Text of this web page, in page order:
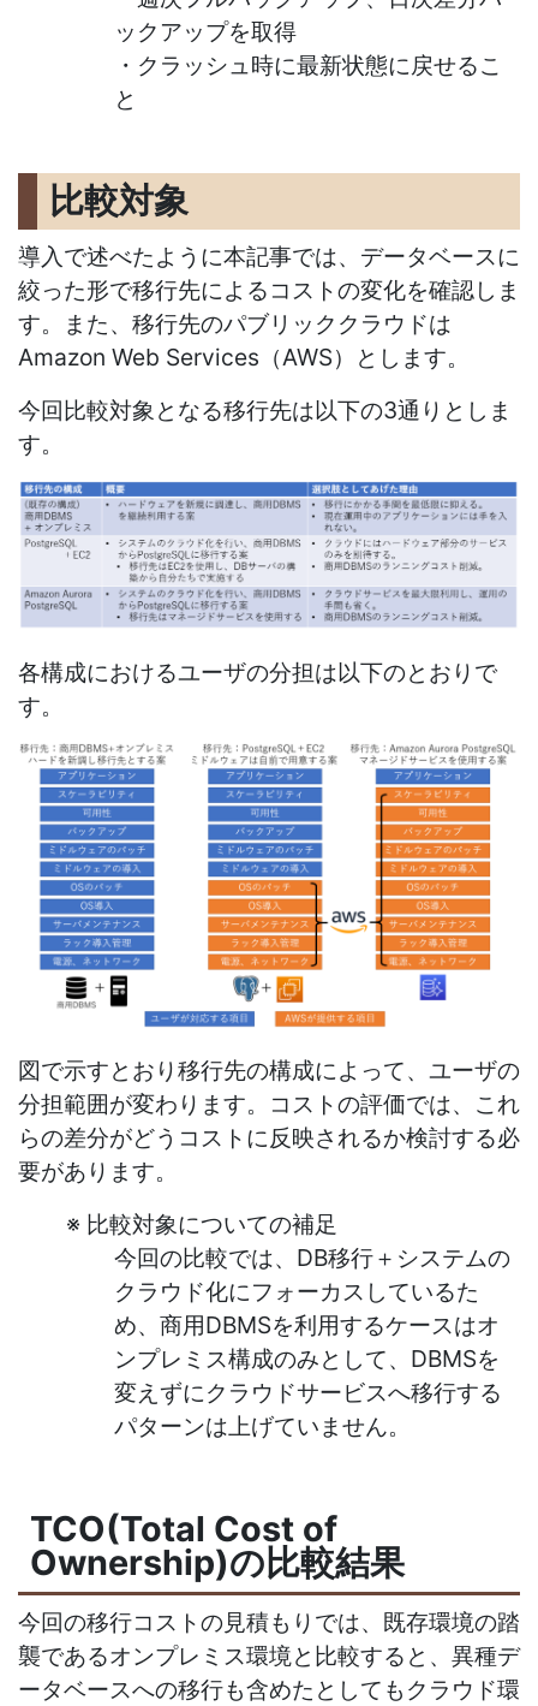
ックアップを取得
・クラッシュ時に最新状態に戻せるこ
と
比較対象
導入で述べたように本記事では、データベースに
絞った形で移行先によるコストの変化を確認しま
す。また、移行先のパブリッククラウドは
Amazon Web Services（AWS）とします。
今回比較対象となる移行先は以下の3通りとしま
す。
各構成におけるユーザの分担は以下のとおりで
す。
図で示すとおり移行先の構成によって、ユーザの
分担範囲が変わります。コストの評価では、これ
らの差分がどうコストに反映されるか検討する必
要があります。
※ 比較対象についての補足
今回の比較では、DB移行＋システムの
クラウド化にフォーカスしているた
め、商用DBMSを利用するケースはオ
ンプレミス構成のみとして、DBMSを
変えずにクラウドサービスへ移行する
パターンは上げていません。
TCO(Total Cost of
Ownership)の比較結果
今回の移行コストの見積もりでは、既存環境の踏
襲であるオンプレミス環境と比較すると、異種デ
ータベースへの移行も含めたとしてもクラウド環